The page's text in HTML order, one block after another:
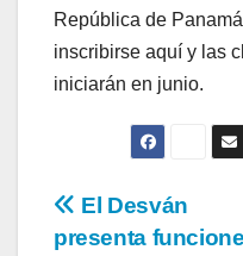
República de
inscribirse aquí y las
iniciarán en junio.
El Desván
presenta